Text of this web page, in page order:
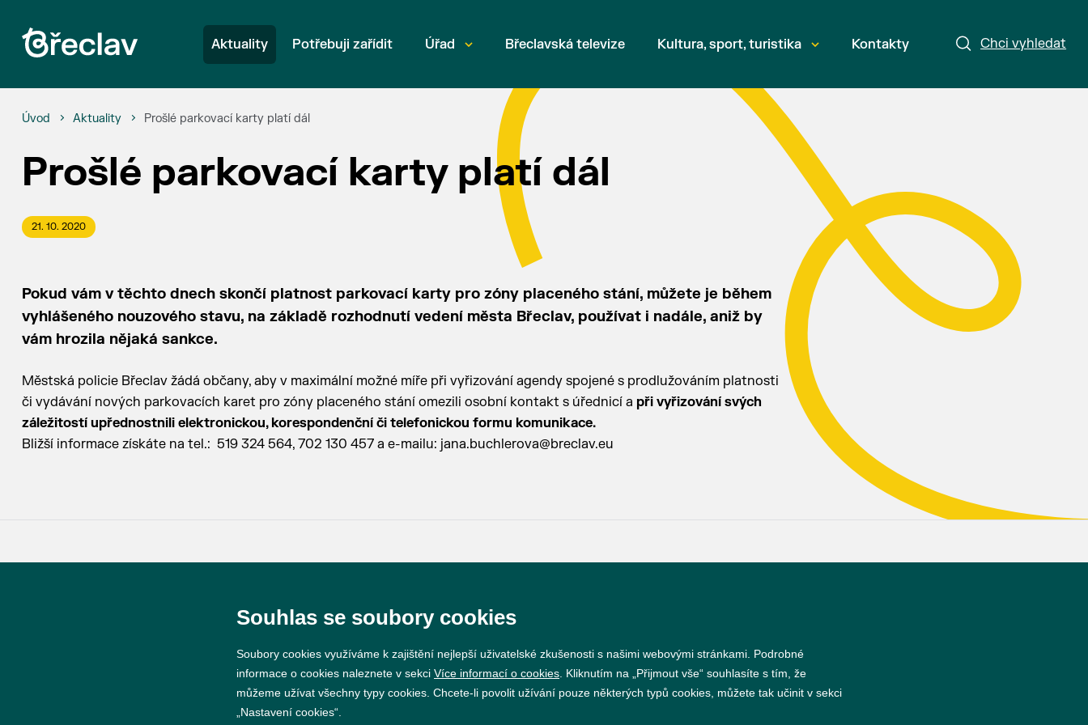
Chci vyhledat
Aktuality Potřebuji zařídit Úřad Břeclavská televize Kultura, sport, turistika Kontakty
Úvod Aktuality Prošlé parkovací karty platí dál
Prošlé parkovací karty platí dál
21. 10. 2020
Pokud vám v těchto dnech skončí platnost parkovací karty pro zóny placeného stání, můžete je během
vyhlášeného nouzového stavu, na základě rozhodnutí vedení města Břeclav, používat i nadále, aniž by
vám hrozila nějaká sankce.
Městská policie Břeclav žádá občany, aby v maximální možné míře při vyřizování agendy spojené s prodlužováním platnosti
či vydávání nových parkovacích karet pro zóny placeného stání omezili osobní kontakt s úřednicí a při vyřizování svých
záležitostí upřednostnili elektronickou, korespondenční či telefonickou formu komunikace.
Bližší informace získáte na tel.: 519 324 564, 702 130 457 a e-mailu: jana.buchlerova@breclav.eu
Souhlas se soubory cookies
Soubory cookies využíváme k zajištění nejlepší uživatelské zkušenosti s našimi webovými stránkami. Podrobné
informace o cookies naleznete v sekci Více informací o cookies . Kliknutím na „Přijmout vše“ souhlasíte s tím, že
můžeme užívat všechny typy cookies. Chcete-li povolit užívání pouze některých typů cookies, můžete tak učinit v sekci
„Nastavení cookies“.